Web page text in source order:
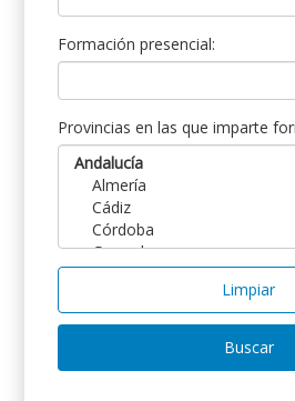
Formación presencial:
Provincias en las que imparte
Limpiar
Buscar